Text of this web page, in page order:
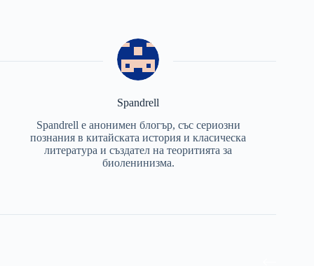
Spandrell
Spandrell е анонимен блогър, със сериозни
познания в китайската история и класическа
литература и създател на теоритията за
биоленинизма.